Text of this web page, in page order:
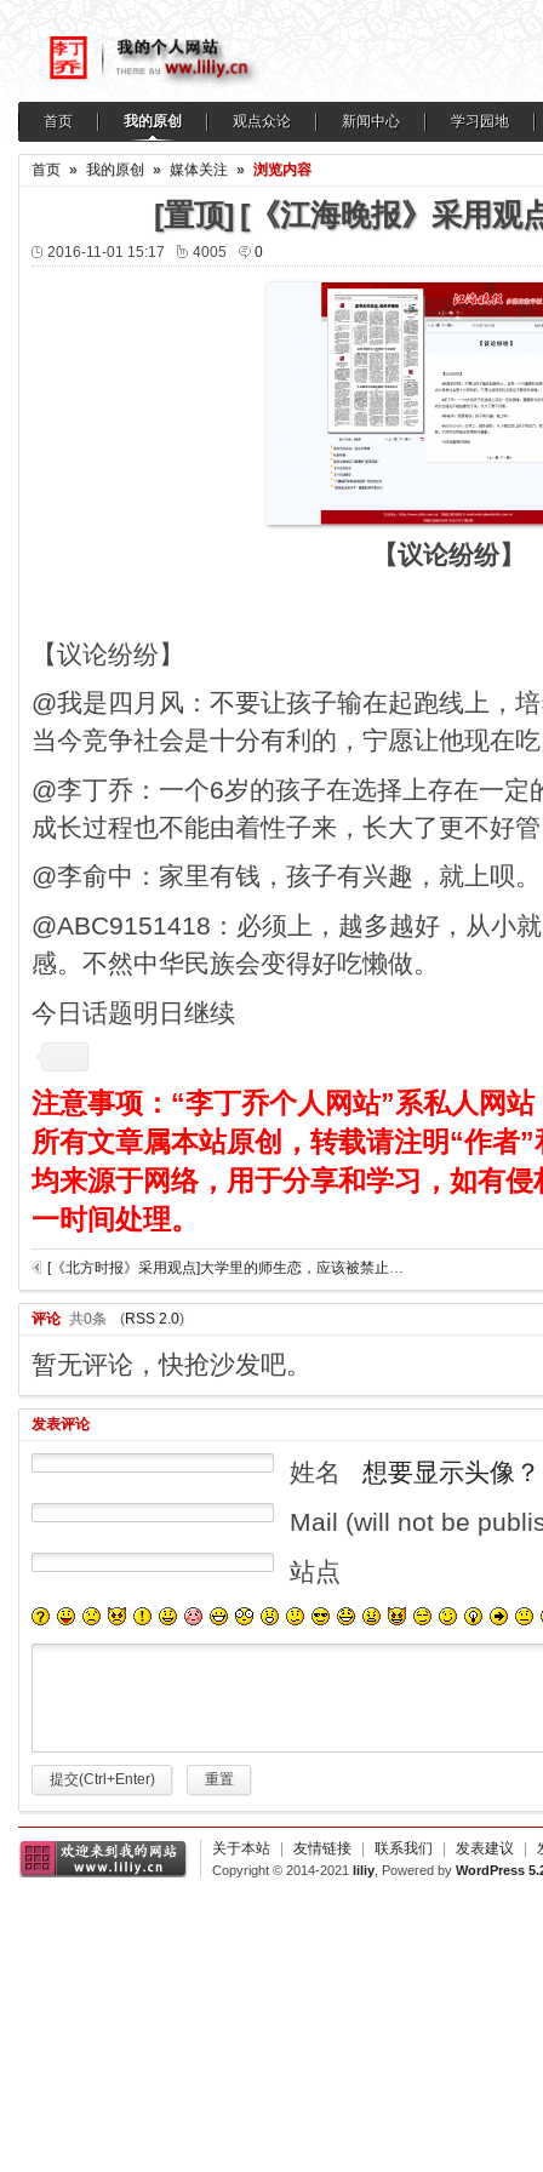
首页 我的原创 观点众论 新闻中心 学习园地
首页 » 我的原创 » 媒体关注 » 浏览内容
[置顶] [《江海晚报》采用观
2016-11-01 15:17 4005 0
【议论纷纷】
【议论纷纷】
@我是四月风：不要让孩子输在起跑线上，
当今竞争社会是十分有利的，宁愿让他现在
@李丁乔：一个6岁的孩子在选择上存在一定
成长过程也不能由着性子来，长大了更不好
@李俞中：家里有钱，孩子有兴趣，就上呗。
@ABC9151418：必须上，越多越好，从小
感。不然中华民族会变得好吃懒做。
今日话题明日继续
注意事项：“李丁乔个人网站”系私人网
所有文章属本站原创，转载请注明“作者
均来源于网络，用于分享和学习，如有
一时间处理。
[《北方时报》采用观点]大学里的师生恋，应该被禁止吗？
评论 共0条 (RSS 2.0)
暂无评论，快抢沙发吧。
发表评论
姓名
想要显示头像？
Mail (will not be
站点
提交(Ctrl+Enter) 重置
关于本站 友情链接 联系我们 发表建议
Copyright © 2014-2021 liliy , Powered by WordPress